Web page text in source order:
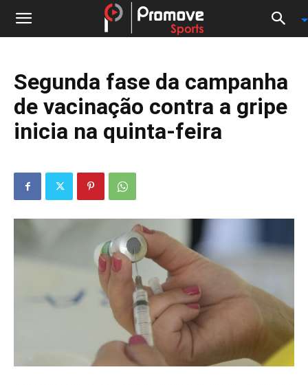
Segunda fase da campanha
de vacinação contra a gripe
inicia na quinta-feira